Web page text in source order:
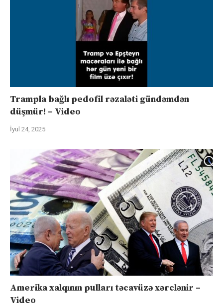
Trampla bağlı pedofil rəzaləti gündəmdən
düşmür! – Video
İyul 24, 2025
Amerika xalqının pulları təcavüzə xərclənir –
Video